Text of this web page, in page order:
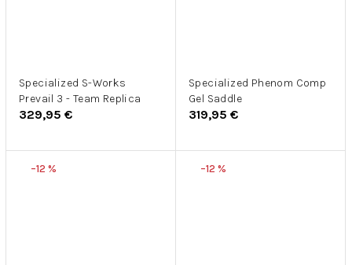
Specialized S-Works
Prevail 3 - Team Replica
329,95 €
Specialized Phenom Comp
Gel Saddle
319,95 €
–12 % –12 %